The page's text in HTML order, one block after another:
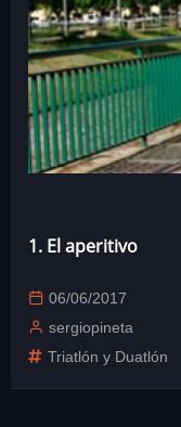
1. El aperitivo
06/06/2017
sergiopineta
Triatlón y Duatlón